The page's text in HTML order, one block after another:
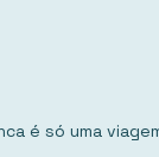
é só uma